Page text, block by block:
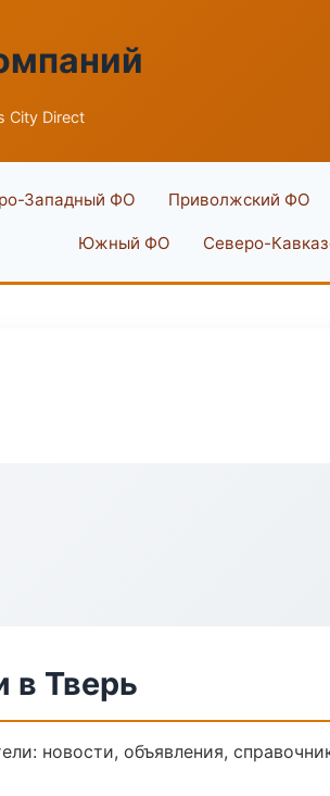
City Direct
Западный ФО Приволжский ФО
Южный ФО Северо-
в Тверь
новости, объявления,